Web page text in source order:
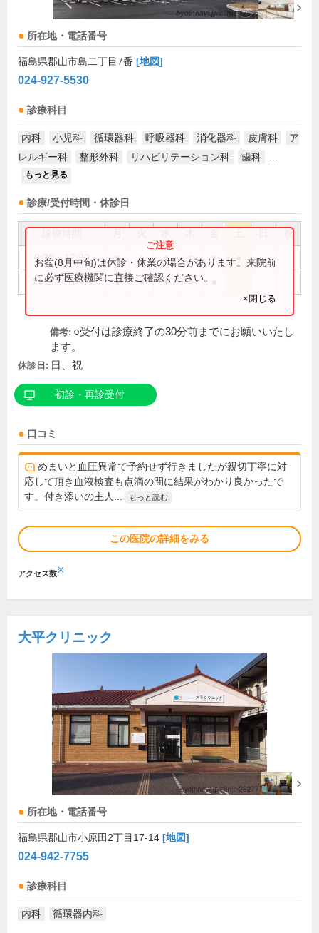
所在地・電話番号
福島県郡山市島二丁目7番 [地図]
024-927-5530
診療科目
内科 小児科 循環器科 呼吸器科 消化器科 皮膚科
ア
レルギー科
整形外科 リハビリテーション科 歯科
もっと見る
診療/受付時間・休診日
祝
8:30～12:30 ● ● ● ● ●
14:00～18:00 ● ● ● ●
お盆(8月中旬)は休診・休業の場合があります。来院前
に必ず医療機関に直接ご確認ください。
×閉じる
備考: ○受付は診療終了の30分前までにお願いいたし
ます。
休診日: 日、祝
初診・再診受付
口コミ
めまいと血圧異常で予約せず行きましたが親切丁寧に対
応して頂き血液検査も点滴の間に結果がわかり良かったで
す。付き添いの主人...
もっと読む
この医院の詳細をみる
アクセス数※
大平クリニック
所在地・電話番号
福島県郡山市小原田2丁目17-14 [地図]
024-942-7755
診療科目
内科 循環器内科